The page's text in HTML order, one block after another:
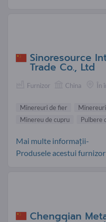
Sinoresource
Trade Co., Ltd
Furnizor China În
Minereuri de fier
Minereu de cupru
Pulbere
Mai multe informații-
Produsele acestui furnizor
Chengqian